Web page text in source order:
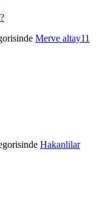
Merve altay11
Hakanlilar